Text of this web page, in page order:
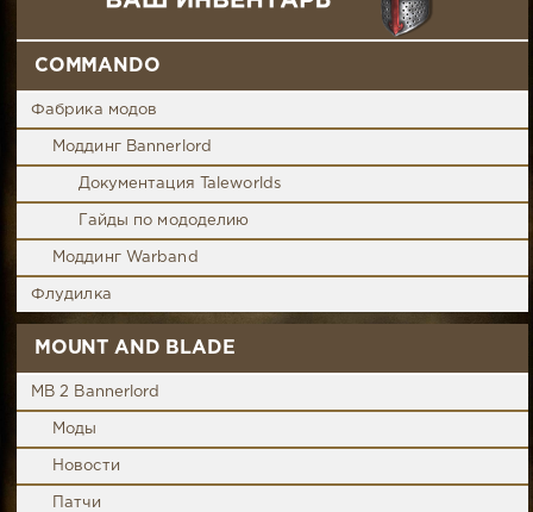
COMMANDO
Фабрика модов
Моддинг Bannerlord
Документация Taleworlds
Гайды по мододелию
Моддинг Warband
Флудилка
MOUNT AND BLADE
MB 2 Bannerlord
Моды
Новости
Патчи